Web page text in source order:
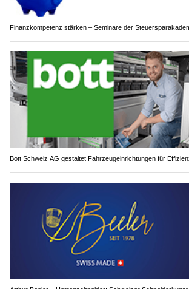
Finanzkompetenz stärken – Seminare der
Bott Schweiz AG gestaltet Fahrzeugeinrichtungen für